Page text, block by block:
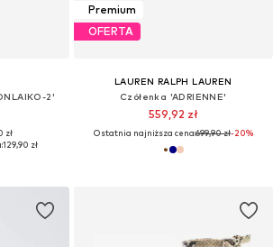
2'
zł
129,90 zł
Premium
OFERTA
LAUREN RALPH LAUREN
Czółenka 'ADRIENNE'
559,92 zł
Ostatnia najniższa cena:699,90 zł-20%